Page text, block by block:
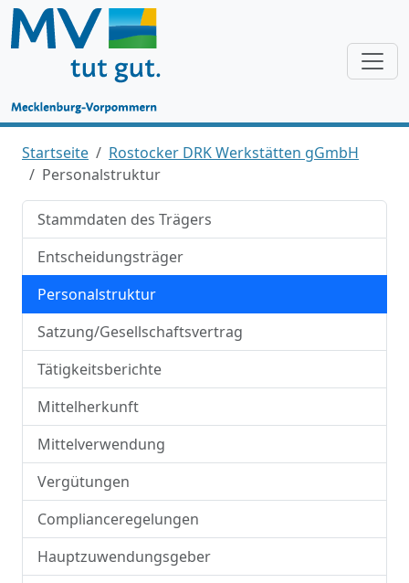
Startseite
Rostocker DRK Werkstätten gGmbH
Personalstruktur
Stammdaten des Trägers
Entscheidungsträger
Personalstruktur
Satzung/Gesellschaftsvertrag
Tätigkeitsberichte
Mittelherkunft
Mittelverwendung
Vergütungen
Complianceregelungen
Hauptzuwendungsgeber